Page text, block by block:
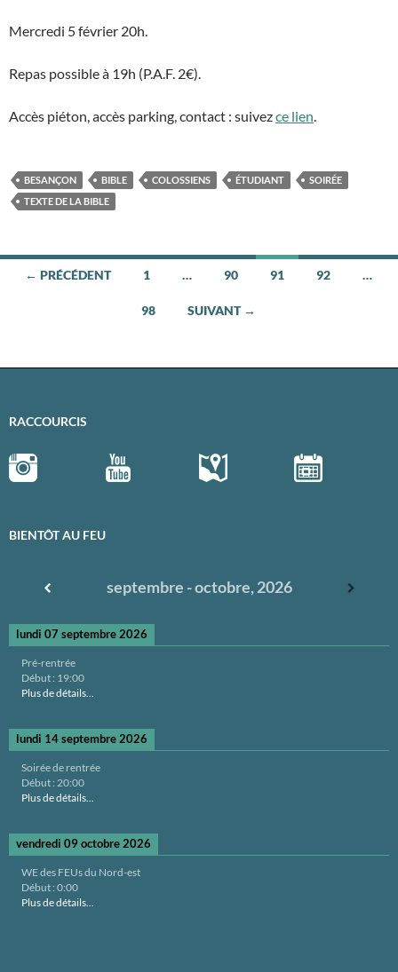
Mercredi 5 février 20h.
Repas possible à 19h (P.A.F. 2€).
Accès piéton, accès parking, contact : suivezce lien.
BESANÇON BIBLE COLOSSIENS ÉTUDIANT
SOIRÉE
TEXTE DE LA BIBLE
articles
← PRÉCÉDENT 1 … 90 91 92 …
98 SUIVANT →
RACCOURCIS
BIENTÔT AU FEU
septembre - octobre, 2026
lundi 07 septembre 2026
Pré-rentrée
Début : 19:00
Plus de détails...
lundi 14 septembre 2026
Soirée de rentrée
Début : 20:00
Plus de détails...
vendredi 09 octobre 2026
WE des FEUs du Nord-est
Début : 0:00
Plus de détails...